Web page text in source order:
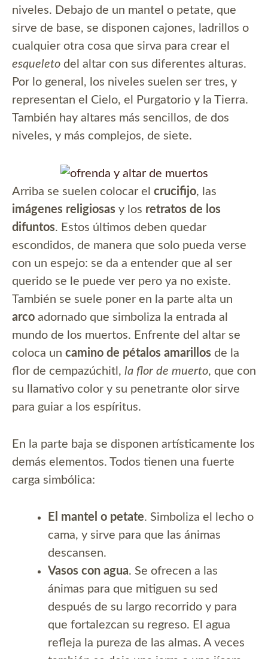
niveles. Debajo de un mantel o petate, que
sirve de base, se disponen cajones, ladrillos o
cualquier otra cosa que sirva para crear el
esqueleto del altar con sus diferentes alturas.
Por lo general, los niveles suelen ser tres, y
representan el Cielo, el Purgatorio y la Tierra.
También hay altares más sencillos, de dos
niveles, y más complejos, de siete.
Arriba se suelen colocar el crucifijo, las
imágenes religiosas y los retratos de los
difuntos. Estos últimos deben quedar
escondidos, de manera que solo pueda verse
con un espejo: se da a entender que al ser
querido se le puede ver pero ya no existe.
También se suele poner en la parte alta un
arco adornado que simboliza la entrada al
mundo de los muertos. Enfrente del altar se
coloca un camino de pétalos amarillos de la
flor de cempazúchitl, la flor de muerto, que con
su llamativo color y su penetrante olor sirve
para guiar a los espíritus.
En la parte baja se disponen artísticamente los
demás elementos. Todos tienen una fuerte
carga simbólica:
El mantel o petate. Simboliza el lecho o
cama, y sirve para que las ánimas
descansen.
Vasos con agua. Se ofrecen a las
ánimas para que mitiguen su sed
después de su largo recorrido y para
que fortalezcan su regreso. El agua
refleja la pureza de las almas. A veces